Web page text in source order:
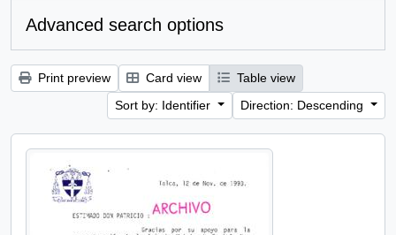
Advanced search options
Print preview Card view
Table view
Sort by: Identifier
Direction: Descending